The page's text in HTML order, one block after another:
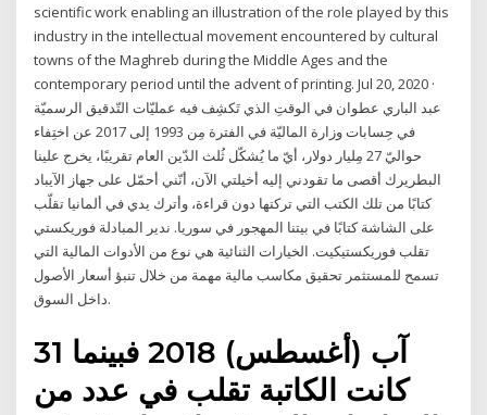
scientific work enabling an illustration of the role played by this
industry in the intellectual movement encountered by cultural
towns of the Maghreb during the Middle Ages and the
contemporary period until the advent of printing. Jul 20, 2020 ·
عبد الباري عطوان في الوقتِ الذي تَكشِف فيه عمليّات التّدقيق الرسميّة
في حِسابات وزارة الماليّة في الفترة مِن 1993 إلى 2017 عن اختِفاء
حواليّ 27 مِليار دولار، أيّ ما يُشكّل ثُلث الدّين العام تقريبًا، يخرج علينا
البطريرك أقصى ما تقودني إليه أخيلتي الآن، أنّني أحمّل على جهاز الآيباد
كتابًا من تلك الكتب التي تركتها دون قراءة، وأترك يدي في ألمانيا تقلّب
على الشاشة كتابًا في بيتنا المهجور في سوريا. ندير المبادلة فوريكستي
تقلب فوريكستيكيت. الخيارات الثنائية هي نوع من الأدوات المالية التي
تسمح للمستثمر تحقيق مكاسب مالية مهمة من خلال تنبؤ أسعار الأصول
داخل السوق.
31 آب (أغسطس) 2018 فبينما
كانت الكاتبة تقلب في عدد من